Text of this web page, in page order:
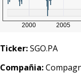
Ticker:SGO.PA
Compañia: